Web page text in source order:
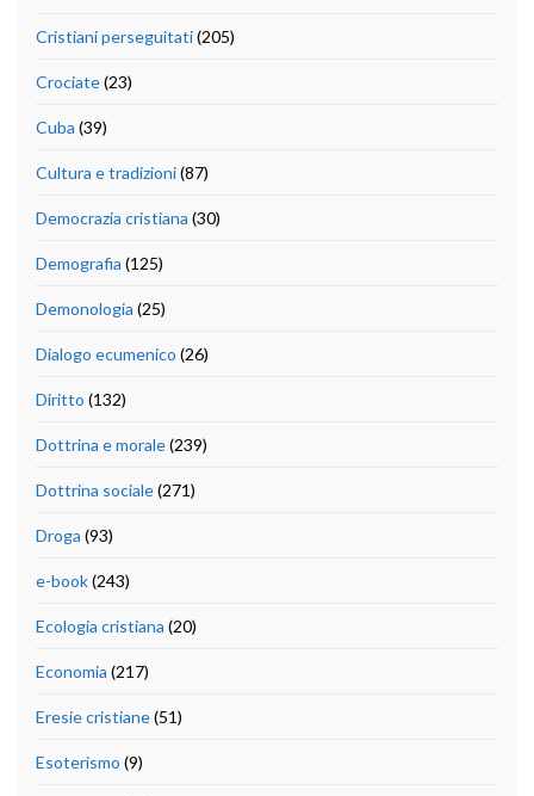
Cristiani perseguitati(205)
Crociate(23)
Cuba (39)
Cultura e tradizioni(87)
Democrazia cristiana (30)
Demografia (125)
Demonologia (25)
Dialogo ecumenico (26)
Diritto (132)
Dottrina e morale(239)
Dottrina sociale(271)
Droga (93)
e-book(243)
Ecologia cristiana (20)
Economia (217)
Eresie cristiane(51)
Esoterismo (9)